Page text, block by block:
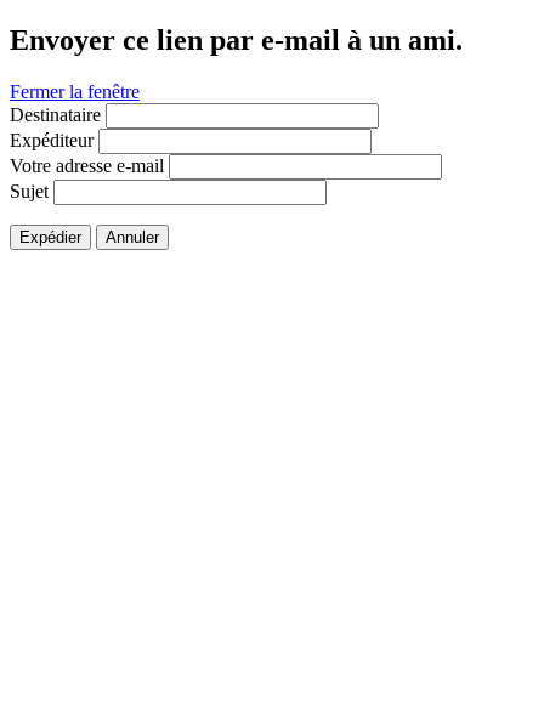
Envoyer ce lien par e-mail à un ami.
Fermer la fenêtre
Destinataire
Expéditeur
Votre adresse e-mail
Sujet
Expédier Annuler